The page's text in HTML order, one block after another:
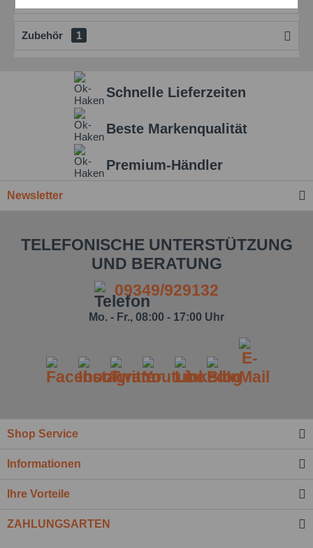
Felder mit * sind Pflichtfelder.
Nachricht senden
Zubehör 1
Schnelle Lieferzeiten
Beste Markenqualität
Premium-Händler
Newsletter
TELEFONISCHE UNTERSTÜTZUNG
UND BERATUNG
09349/929132
Mo. - Fr., 08:00 - 17:00 Uhr
Shop Service
Informationen
Ihre Vorteile
ZAHLUNGSARTEN